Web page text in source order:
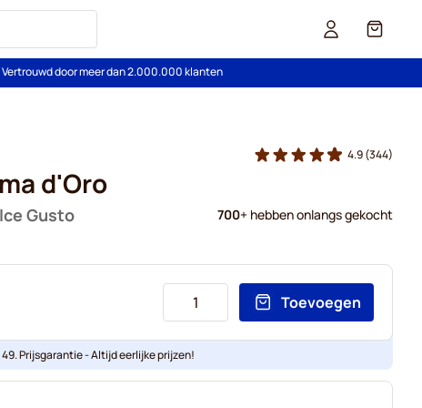
Cart
Vertrouwd door meer dan 2.000.000 klanten
d'Oro
Gusto
4.9(344)
700+ hebben onlangs gekocht
Toevoegen
Prijsgarantie - Altijd eerlijke prijzen!